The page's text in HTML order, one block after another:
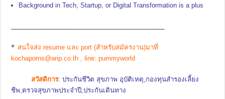
Background in Tech, Startup, or Digital Transformation is a plus
* สนใจส่ง resume และ port (สำหรับสมัครงาน)มาที่
kochaporns@arip.co.th , line: pummyworld
สวัสดิการ:ประกันชีวิต สุขภาพ อุบัติเหตุ,กองทุนสำรองเลี้ยง
ชีพ,ตรวจสุขภาพประจำปี,ประกันเดินทาง